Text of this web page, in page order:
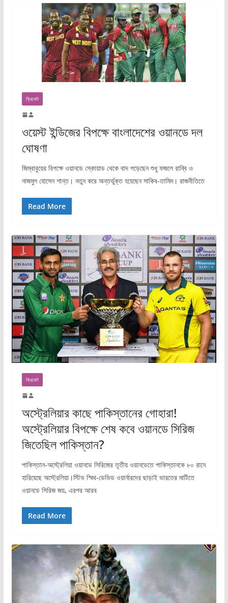
ক্রিকেট
ওয়েস্ট ইন্ডিজের বিপক্ষে বাংলাদেশের ওয়ানডে দল
ঘোষণা
জিম্বাবুয়ের বিপক্ষে ওয়ানডে স্কোয়াড থেকে বাদ পড়েছেন শুধু ফজলে রাব্বি ও
নাজমুল হোসেন শান্ত। নতুন করে অন্তর্ভুক্ত হয়েছেন সাকিব-তামিম। রাজনীতিতে
Read More
ক্রিকেট
অস্ট্রেলিয়ার কাছে পাকিস্তানের গোহারা!
অস্ট্রেলিয়ার বিপক্ষে শেষ কবে ওয়ানডে সিরিজ
জিতেছিল পাকিস্তান?
পাকিস্তান-অস্ট্রেলিয়া ওয়ানডে সিরিজের তৃতীয় ওয়ানডেতে পাকিস্তানকে ৮০ রানে
হারিয়েছে অস্ট্রেলিয়া।স্টিভ স্মিথ-ডেভিড ওয়ার্নারদের ছাড়াই ভারতের মাটিতে
ওয়ানডে সিরিজ জয়, এরপর আরব
Read More